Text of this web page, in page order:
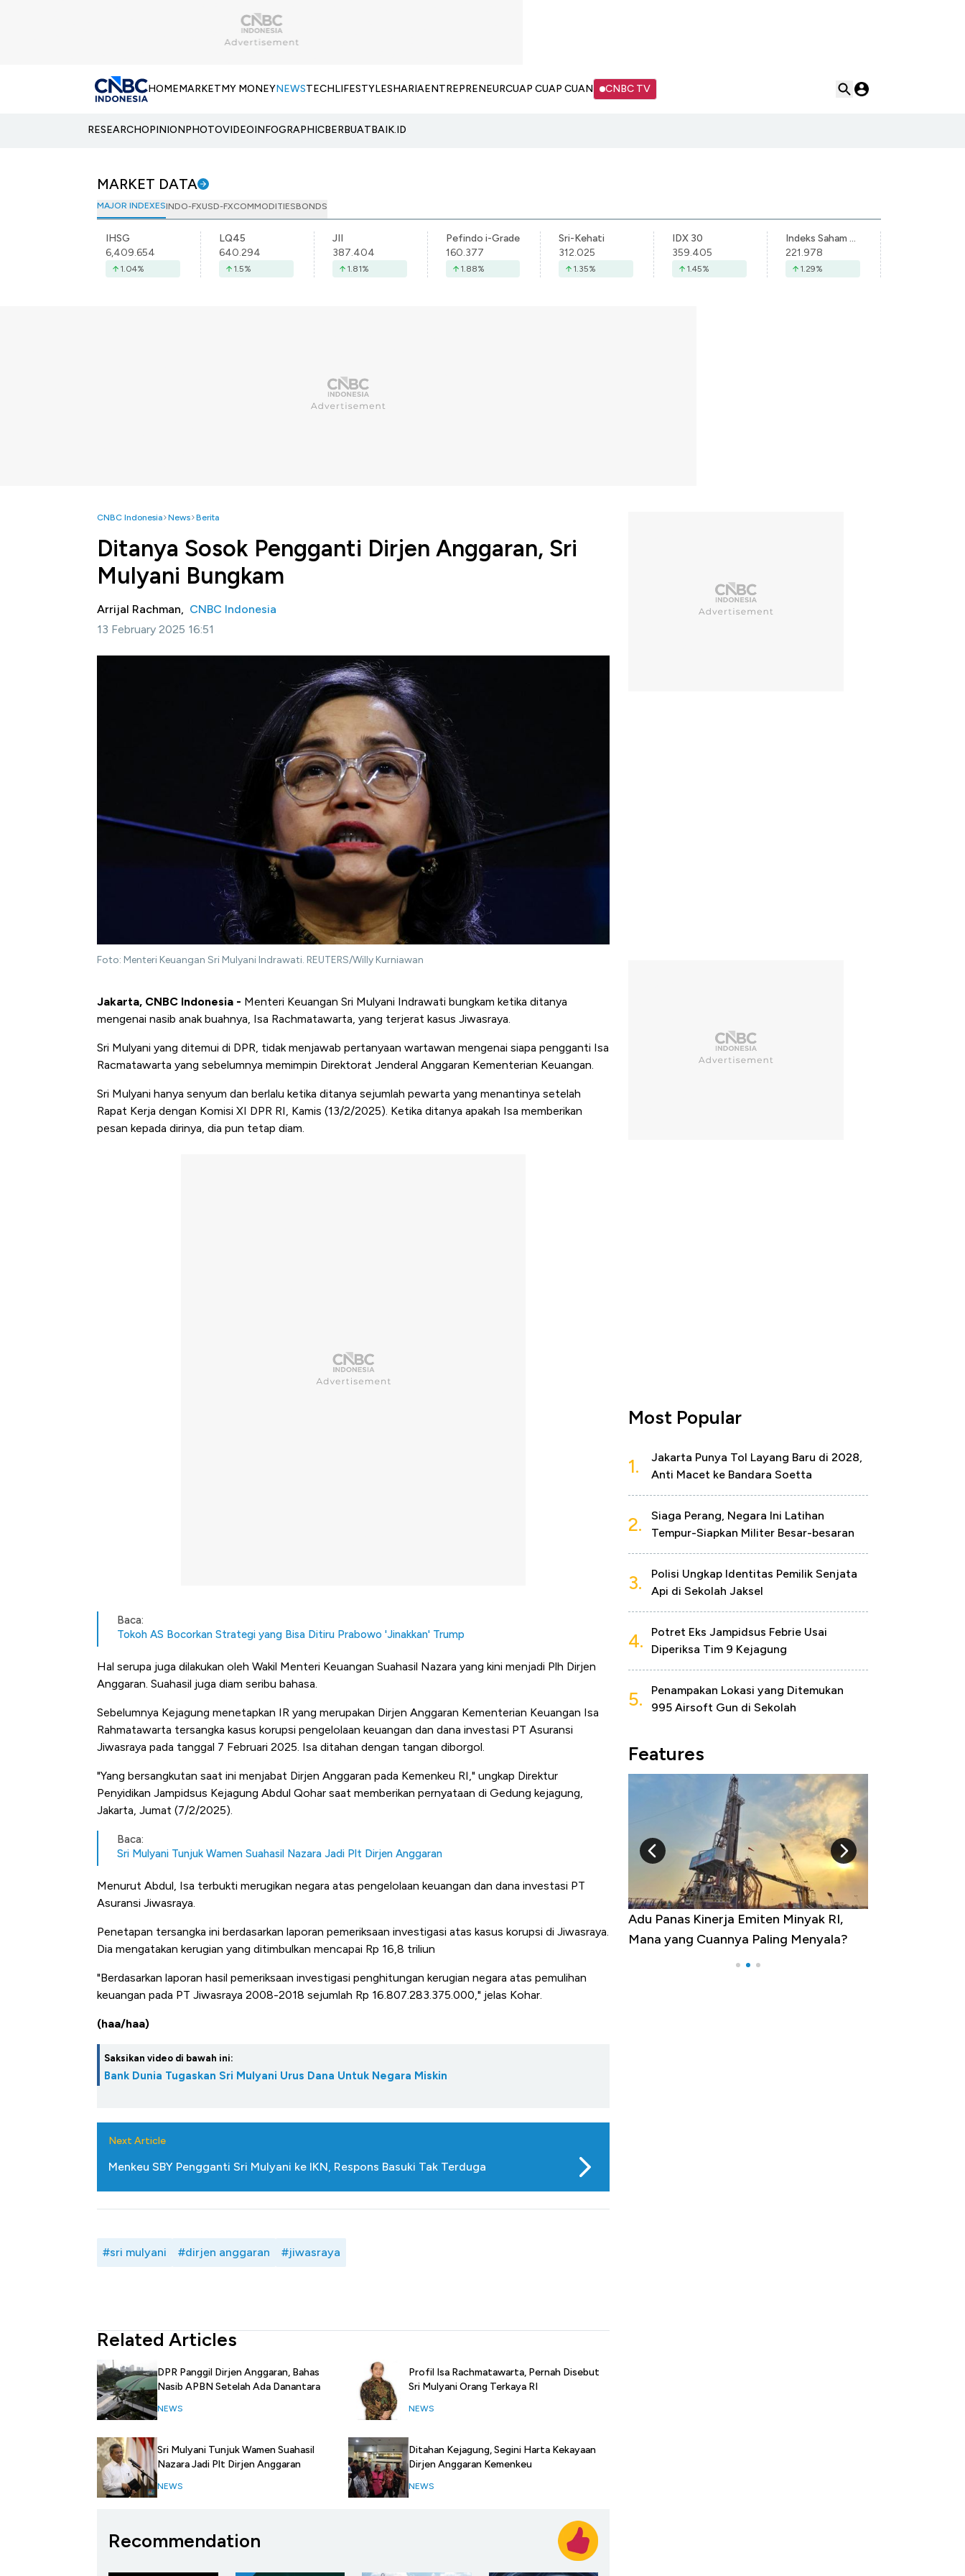
HOMEMARKETMY MONEYNEWSTECHLIFESTYLESHARIAENTREPRENEURCUAP CUAP CUAN CNBC TV
RESEARCHOPINIONPHOTOVIDEOINFOGRAPHICBERBUATBAIK.ID
MARKET DATA
MAJOR INDEXESINDO-FXUSD-FXCOMMODITIESBONDS
IHSG
6,409.654
1.04%
LQ45
640.294
1.5%
JII
387.404
1.81%
Pefindo i-Grade
160.377
1.88%
Sri-Kehati
312.025
1.35%
IDX 30
359.405
1.45%
Indeks Saham Syariah Indonesia
221.978
1.29%
CNBC Indonesia News Berita
Ditanya Sosok Pengganti Dirjen Anggaran, Sri
Mulyani Bungkam
Arrijal Rachman, CNBC Indonesia
13 February 2025 16:51
Foto: Menteri Keuangan Sri Mulyani Indrawati. REUTERS/Willy Kurniawan
Jakarta, CNBC Indonesia - Menteri Keuangan Sri Mulyani Indrawati bungkam ketika ditanya
mengenai nasib anak buahnya, Isa Rachmatawarta, yang terjerat kasus Jiwasraya.
Sri Mulyani yang ditemui di DPR, tidak menjawab pertanyaan wartawan mengenai siapa pengganti Isa
Racmatawarta yang sebelumnya memimpin Direktorat Jenderal Anggaran Kementerian Keuangan.
Sri Mulyani hanya senyum dan berlalu ketika ditanya sejumlah pewarta yang menantinya setelah
Rapat Kerja dengan Komisi XI DPR RI, Kamis (13/2/2025). Ketika ditanya apakah Isa memberikan
pesan kepada dirinya, dia pun tetap diam.
Baca:
Tokoh AS Bocorkan Strategi yang Bisa Ditiru Prabowo 'Jinakkan' Trump
Hal serupa juga dilakukan oleh Wakil Menteri Keuangan Suahasil Nazara yang kini menjadi Plh Dirjen
Anggaran. Suahasil juga diam seribu bahasa.
Sebelumnya Kejagung menetapkan IR yang merupakan Dirjen Anggaran Kementerian Keuangan Isa
Rahmatawarta tersangka kasus korupsi pengelolaan keuangan dan dana investasi PT Asuransi
Jiwasraya pada tanggal 7 Februari 2025. Isa ditahan dengan tangan diborgol.
"Yang bersangkutan saat ini menjabat Dirjen Anggaran pada Kemenkeu RI," ungkap Direktur
Penyidikan Jampidsus Kejagung Abdul Qohar saat memberikan pernyataan di Gedung kejagung,
Jakarta, Jumat (7/2/2025).
Baca:
Sri Mulyani Tunjuk Wamen Suahasil Nazara Jadi Plt Dirjen Anggaran
Menurut Abdul, Isa terbukti merugikan negara atas pengelolaan keuangan dan dana investasi PT
Asuransi Jiwasraya.
Penetapan tersangka ini berdasarkan laporan pemeriksaan investigasi atas kasus korupsi di Jiwasraya.
Dia mengatakan kerugian yang ditimbulkan mencapai Rp 16,8 triliun
"Berdasarkan laporan hasil pemeriksaan investigasi penghitungan kerugian negara atas pemulihan
keuangan pada PT Jiwasraya 2008-2018 sejumlah Rp 16.807.283.375.000," jelas Kohar.
(haa/haa)
Saksikan video di bawah ini:
Bank Dunia Tugaskan Sri Mulyani Urus Dana Untuk Negara Miskin
Next Article
Menkeu SBY Pengganti Sri Mulyani ke IKN, Respons Basuki Tak Terduga
#sri mulyani #dirjen anggaran #jiwasraya
Related Articles
DPR Panggil Dirjen Anggaran, Bahas
Nasib APBN Setelah Ada Danantara
NEWS
Sri Mulyani Tunjuk Wamen Suahasil
Nazara Jadi Plt Dirjen Anggaran
NEWS
Profil Isa Rachmatawarta, Pernah Disebut
Sri Mulyani Orang Terkaya RI
NEWS
Ditahan Kejagung, Segini Harta Kekayaan
Dirjen Anggaran Kemenkeu
NEWS
Recommendation
Most Popular
1.
Jakarta Punya Tol Layang Baru di 2028,
Anti Macet ke Bandara Soetta
2.
Siaga Perang, Negara Ini Latihan
Tempur-Siapkan Militer Besar-besaran
3.
Polisi Ungkap Identitas Pemilik Senjata
Api di Sekolah Jaksel
4.
Potret Eks Jampidsus Febrie Usai
Diperiksa Tim 9 Kejagung
5.
Penampakan Lokasi yang Ditemukan
995 Airsoft Gun di Sekolah
Features
Tembaga Terbang ke Zona Berbahaya
Adu Panas Kinerja Emiten Minyak RI,
Mana yang Cuannya Paling Menyala?